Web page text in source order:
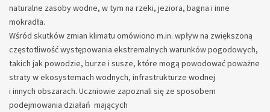
naturalne zasoby wodne, w tym na rzeki, jeziora, bagna i inne
mokradła.
Wśród skutków zmian klimatu omówiono m.in. wpływ na zwiększoną
częstotliwość występowania ekstremalnych warunków pogodowych,
takich jak powodzie, burze i susze, które mogą powodować poważne
straty w ekosystemach wodnych, infrastrukturze wodnej
i innych obszarach. Uczniowie zapoznali się ze sposobem
podejmowania działań mających